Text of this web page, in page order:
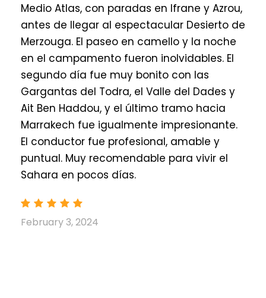
Medio Atlas, con paradas en Ifrane y Azrou,
antes de llegar al espectacular Desierto de
Merzouga. El paseo en camello y la noche
en el campamento fueron inolvidables. El
segundo día fue muy bonito con las
Gargantas del Todra, el Valle del Dades y
Ait Ben Haddou, y el último tramo hacia
Marrakech fue igualmente impresionante.
El conductor fue profesional, amable y
puntual. Muy recomendable para vivir el
Sahara en pocos días.
February 3, 2024